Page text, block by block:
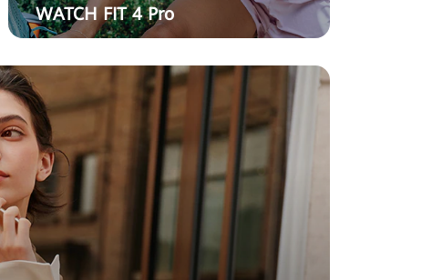
WATCH FIT 4 Pro